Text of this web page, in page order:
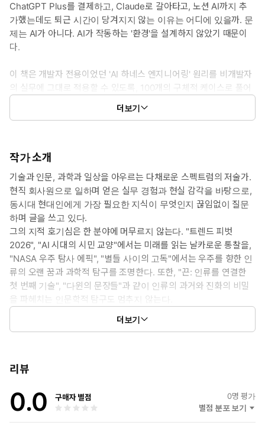
ChatGPT Plus를 결제하고, Claude로 갈아타고, 노션 AI까지 추
가했는데도 퇴근 시간이 당겨지지 않는 이유는 어디에 있을까. 문
제는 AI가 아니다. AI가 작동하는 '환경'을 설계하지 않았기 때문이
다.
이 책은 개발자 전용이었던 'AI 하네스 엔지니어링' 원리를 비개발자
의 실무에 그대로 적용할 수 있도록, 100개의 구체적 케이스로 풀어
낸 **사전**이다. 리서치·라이팅·데이터 분석·의사결정·자동화·협업
·리스크 관리 — 비개발자 실무자가 시간을 가장 많이 쓰는 7개 영역
각 패턴에는 네 가지가 담겨 있다. 어떤 상황에서 필요한지(적용
별로 어떻게 실행하는지(실행 흐름), 어디서 실패를 막아야 하는
지(품질 게이트). 코드를 한 줄도 쓰지 않고,
ChatGPT·Claude·Zapier·Make·노션 같은 누구나 쓰는 도구만으
로 30분 안에 내 업무에 세팅할 수 있도록 설계되었다.
1페이지부터 순서대로 읽을 필요는 없다. 업무가 막히는 순간, 부
록의 직업별·도구별·작업유형별 인덱스에서 내 상황에 맞는 패턴
번호를 찾아 바로 그 페이지로 직행하면 된다. 100개 중 내 직무
에 맞는 단 5개만 세팅해도 한 달 뒤의 업무 흐름은 지금과 달라져
있을 것이다.
더보기
작가 소개
기술과 인문, 과학과 일상을 아우르는 다채로운 스펙트럼의 저술가.
현직 회사원으로 일하며 얻은 실무 경험과 현실 감각을 바탕으로,
동시대 현대인에게 가장 필요한 지식이 무엇인지 끊임없이 질문
하며 글을 쓰고 있다.
그의 지적 호기심은 한 분야에 머무르지 않는다. "트렌드 피벗
2026", "AI 시대의 시민 교양"에서는 미래를 읽는 날카로운 통찰을,
"NASA 우주 탐사 에픽", "별들 사이의 고독"에서는 우주를 향한 인
류의 오랜 꿈과 과학적 탐구를 조명한다. 또한, "끈: 인류를 연결한
첫 번째 기술", "다윈의 문장들"과 같이 인류의 과거와 진화의 비밀
을 파헤치는 인문학적 탐구도 멈추지 않는다.
나아가 "도파민 단식", "매일 5분 금강경", "타로의 모든것" 등 바쁜
현대인의 내면을 돌보고 삶의 지혜를 더하는 실용적인 주제까지 아
새로운 시대의 글쓰기 방식을 실험하며 지식의 최전선에서 독자
더보기
리뷰
0.0 구매자 별점 0명 평가
별점 분포 보기